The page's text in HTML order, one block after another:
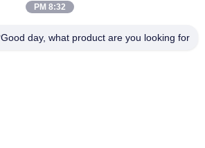
8:32 PM
Good day, what product are you looking for?